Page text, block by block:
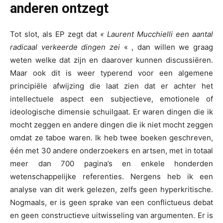
anderen ontzegt
Tot slot, als EP zegt dat « Laurent Mucchielli een aantal
radicaal verkeerde dingen zei « , dan willen we graag
weten welke dat zijn en daarover kunnen discussiëren.
Maar ook dit is weer typerend voor een algemene
principiële afwijzing die laat zien dat er achter het
intellectuele aspect een subjectieve, emotionele of
ideologische dimensie schuilgaat. Er waren dingen die ik
mocht zeggen en andere dingen die ik niet mocht zeggen
omdat ze taboe waren. Ik heb twee boeken geschreven,
één met 30 andere onderzoekers en artsen, met in totaal
meer dan 700 pagina’s en enkele honderden
wetenschappelijke referenties. Nergens heb ik een
analyse van dit werk gelezen, zelfs geen hyperkritische.
Nogmaals, er is geen sprake van een conflictueus debat
en geen constructieve uitwisseling van argumenten. Er is